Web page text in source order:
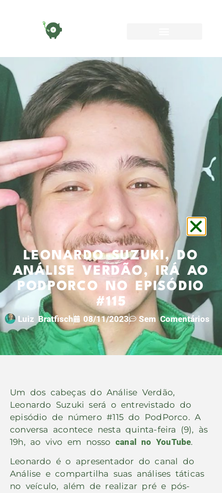
LEONARDO SUZUKI, DO
ANÁLISE VERDÃO, IRÁ AO
PODPORCO NO EPISÓDIO
#115
Luiz Bratfisch 08/11/2023 Sem Comentários
Um dos cabeças do Análise Verdão,
Leonardo Suzuki será o entrevistado do
episódio de número #115 do PodPorco. A
conversa acontece nesta quinta-feira (9), às
19h, ao vivo em nosso canal no YouTube.
Leonardo é o apresentador do canal do
Análise e compartilha suas análises táticas
no veículo, além de realizar pré e pós-